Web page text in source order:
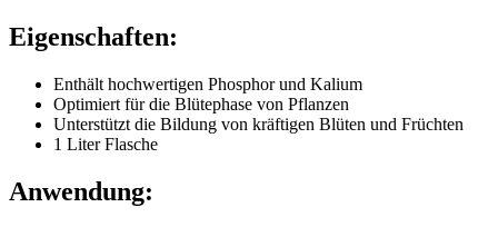
Eigenschaften:
Enthält hochwertigen Phosphor und Kalium
Optimiert für die Blütephase von Pflanzen
Unterstützt die Bildung von kräftigen Blüten und Früchten
1 Liter Flasche
Anwendung: